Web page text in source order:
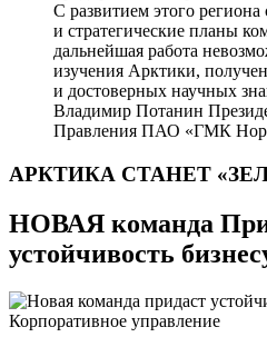
С развитием этого региона
и стратегические планы
дальнейшая работа
изучения Арктики,
и достоверных научных
Владимир Потанин
Правления ПАО «ГМК
АРКТИКА СТАНЕТ
НОВАЯ команда
устойчивость
Корпоративное управление